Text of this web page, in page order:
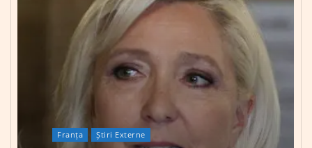
Franța Știri Externe